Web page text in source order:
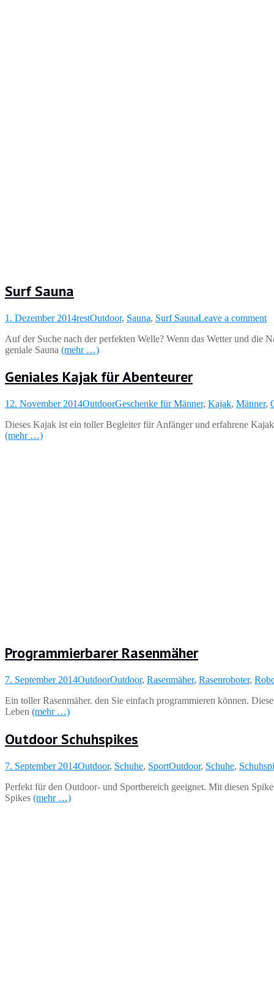
Surf Sauna
1. Dezember 2014restOutdoor, Sauna, Surf SaunaLeave a comment
Auf der Suche nach der perfekten Welle? Wenn das Wetter und
geniale Sauna (mehr …)
Geniales Kajak für Abenteurer
12. November 2014OutdoorGeschenke für Männer, Kajak, Männer,
Dieses Kajak ist ein toller Begleiter für Anfänger und erfahrene
(mehr …)
Programmierbarer Rasenmäher
7. September 2014OutdoorOutdoor, Rasenmäher, Rasenroboter,
Ein toller Rasenmäher. den Sie einfach programmieren können.
Leben (mehr …)
Outdoor Schuhspikes
7. September 2014Outdoor, Schuhe, SportOutdoor, Schuhe,
Perfekt für den Outdoor- und Sportbereich geeignet. Mit diesen
Spikes (mehr …)